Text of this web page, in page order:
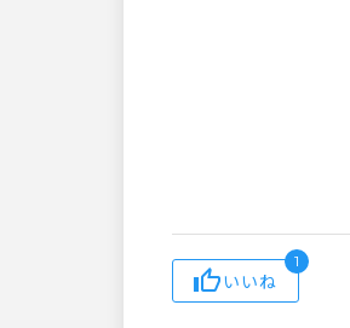
いいね
1